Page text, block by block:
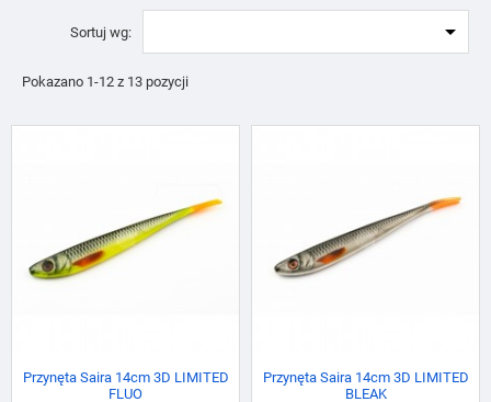
Sortuj wg: 
Pokazano 1-12 z 13 pozycji
Przynęta Saira 14cm 3D LIMITED
FLUO
Przynęta Saira 14cm 3D LIMITED
BLEAK